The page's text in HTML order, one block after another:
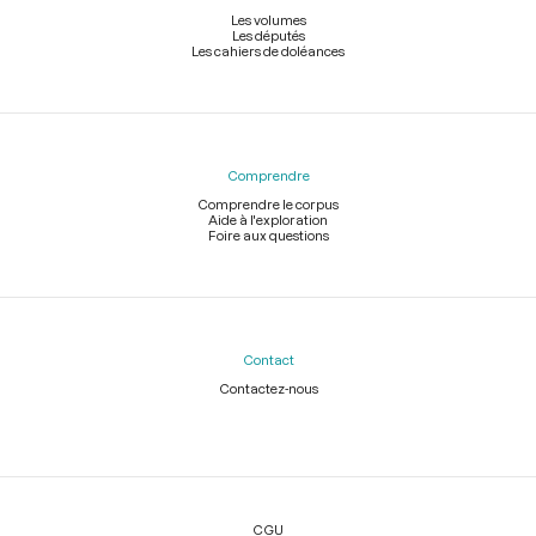
Les volumes
Les députés
Les cahiers de doléances
Comprendre
Comprendre le corpus
Aide à l'exploration
Foire aux questions
Contact
Contactez-nous
Légal
CGU